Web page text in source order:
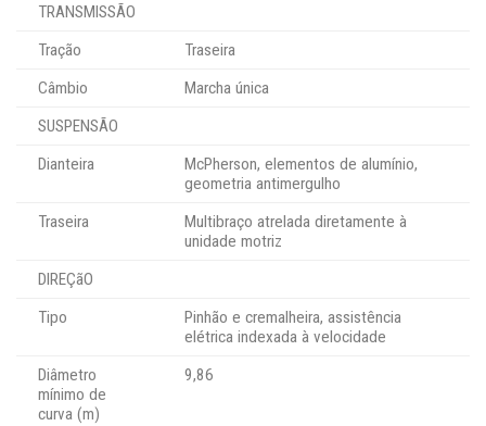
TRANSMISSÃO
Tração
Traseira
Câmbio
Marcha única
SUSPENSÃO
Dianteira
McPherson, elementos de alumínio,
geometria antimergulho
Traseira
Multibraço atrelada diretamente à
unidade motriz
DIREÇãO
Tipo
Pinhão e cremalheira, assistência
elétrica indexada à velocidade
Diâmetro
mínimo de
curva (m)
9,86